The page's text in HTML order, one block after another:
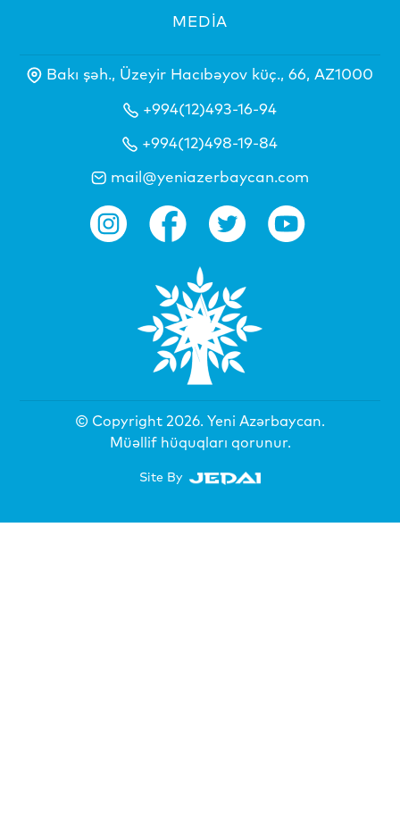
MEDİA
Bakı şəh., Üzeyir Hacıbəyov küç., 66, AZ1000
+994(12)493-16-94
+994(12)498-19-84
mail@yeniazerbaycan.com
© Copyright 2026. Yeni Azərbaycan.
Müəllif hüquqları qorunur.
Site By